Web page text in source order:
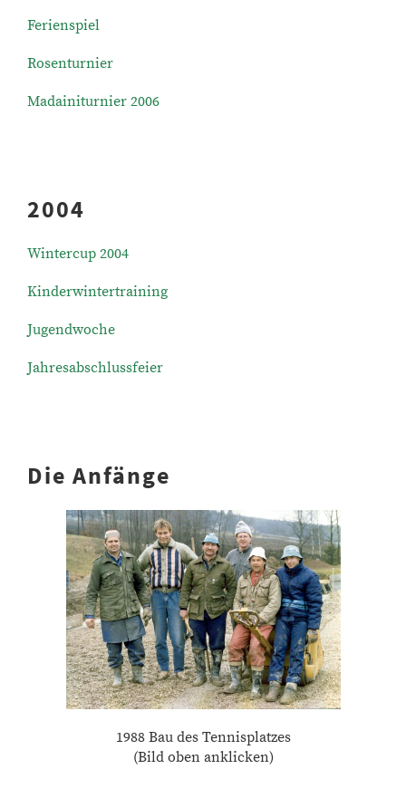
Ferienspiel
Rosenturnier
Madainiturnier 2006
2004
Wintercup 2004
Kinderwintertraining
Jugendwoche
Jahresabschlussfeier
Die Anfänge
1988 Bau des Tennisplatzes
(Bild oben anklicken)